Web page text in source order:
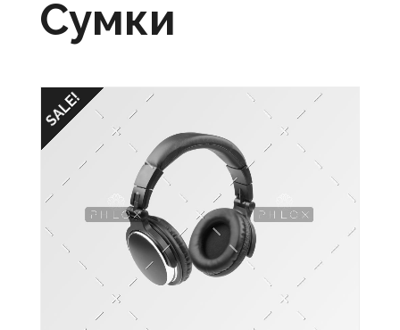
Сумки
SALE!